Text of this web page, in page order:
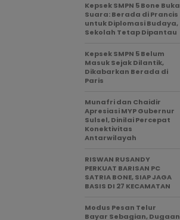
Kepsek SMPN 5 Bone Buka
Suara: Berada di Prancis
untuk Diplomasi Budaya,
Sekolah Tetap Dipantau
Kepsek SMPN 5 Belum
Masuk Sejak Dilantik,
Dikabarkan Berada di
Paris
Munafri dan Chaidir
Apresiasi MYP Gubernur
Sulsel, Dinilai Percepat
Konektivitas
Antarwilayah
RISWAN RUSANDY
PERKUAT BARISAN PC
SATRIA BONE, SIAP JAGA
BASIS DI 27 KECAMATAN
Modus Pesan Telur
Bayar Sebagian, Dugaan